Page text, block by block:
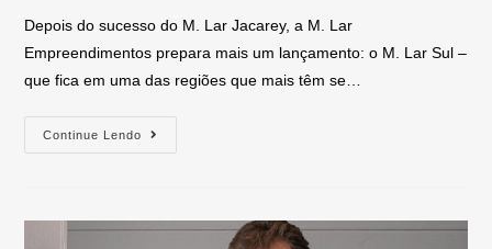
Depois do sucesso do M. Lar Jacarey, a M. Lar
Empreendimentos prepara mais um lançamento: o M. Lar Sul –
que fica em uma das regiões que mais têm se…
Continue Lendo
Necessários
Os cookies